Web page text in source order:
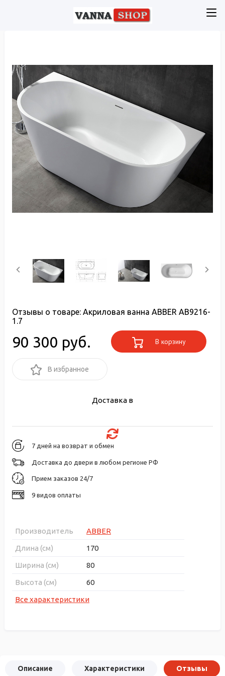
Отзывы о товаре: Акриловая ванна ABBER AB9216-
1.7
90 300 руб. В корзину
В избранное
Доставка в
7 дней на возврат и обмен
Доставка до двери в любом регионе РФ
Прием заказов 24/7
9 видов оплаты
Производитель
ABBER
Длина (см)
170
Ширина (см)
80
Высота (см)
60
Все характеристики
Описание Характеристики Отзывы